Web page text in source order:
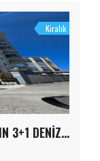
Kiralık
KDZ EREĞLİ ÇARŞI MERKEZİNE YAKIN 3+1 DENİZ VE DOĞA MANZARALI EŞYALI KİRALIK DAİRE